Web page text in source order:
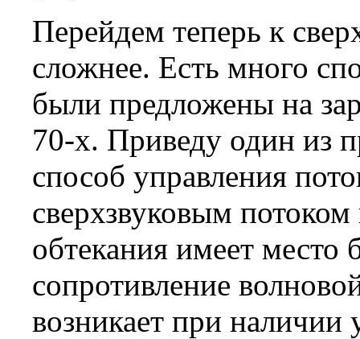
Перейдем теперь к
сложнее. Есть много
были предложены на
70-х. Приведу один из
способ управления
сверхзвуковым потоком
обтекания имеет место
сопротивление
возникает при наличии